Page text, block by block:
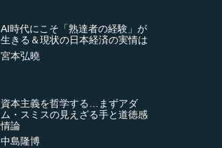
AI時代にこそ「熟達者の経験」が
生きる＆現状の日本経済の実情は
宮本弘曉
資本主義を哲学する…まずアダ
ム・スミスの見えざる手と道徳感
情論
中島隆博